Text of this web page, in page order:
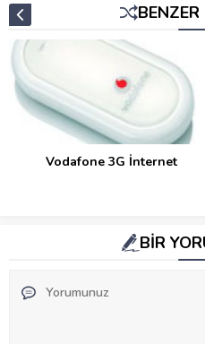
Vodafone 3G İnternet
BİR